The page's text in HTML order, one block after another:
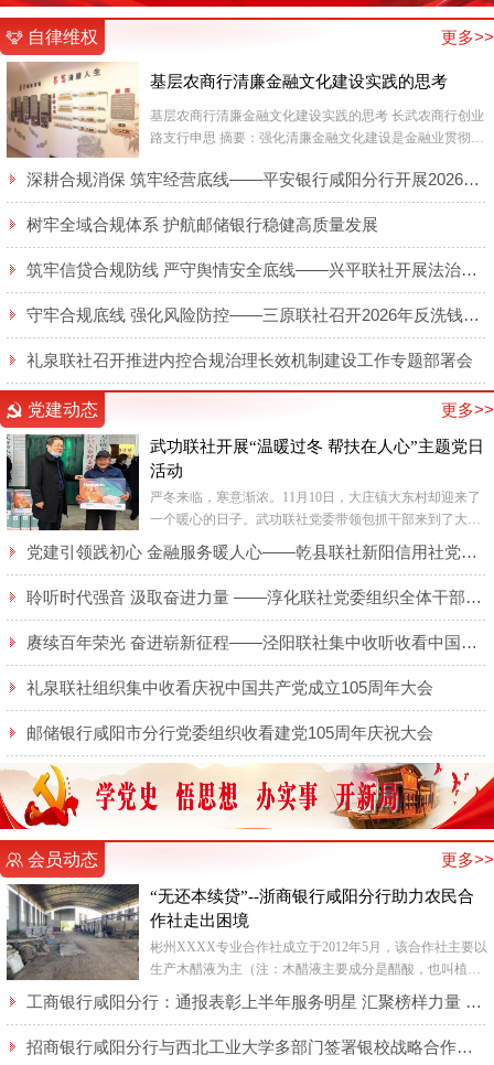
自律维权 更多>>
基层农商行清廉金融文化建设实践的思考
基层农商行清廉金融文化建设实践的思考 长武农商行创业
路支行申思 摘要：强化清廉金融文化建设是金融业贯彻国
深耕合规消保 筑牢经营底线——平安银行咸阳分行开展2026年廉洁合规及消保专题培训
树牢全域合规体系 护航邮储银行稳健高质量发展
筑牢信贷合规防线 严守舆情安全底线——兴平联社开展法治大讲堂活动
守牢合规底线 强化风险防控——三原联社召开2026年反洗钱和反恐怖融资专题培训会
礼泉联社召开推进内控合规治理长效机制建设工作专题部署会
党建动态 更多>>
武功联社开展“温暖过冬 帮扶在人心”主题党日
活动
严冬来临，寒意渐浓。11月10日，大庄镇大东村却迎来了
一个暖心的日子。武功联社党委带领包抓干部来到了大庄
镇大东村，给脱贫户送来了生活所需的电热毯，在寒冬中
为群众送...
党建引领践初心 金融服务暖人心——乾县联社新阳信用社党支部全力保障“智慧餐厅”纪实
聆听时代强音 汲取奋进力量 ——淳化联社党委组织全体干部职工集中收听收看庆祝 中国共产党成立105周年大会实况直播
赓续百年荣光 奋进崭新征程——泾阳联社集中收听收看中国共产党成立105周年大会实况
礼泉联社组织集中收看庆祝中国共产党成立105周年大会
邮储银行咸阳市分行党委组织收看建党105周年庆祝大会
会员动态 更多>>
“无还本续贷”--浙商银行咸阳分行助力农民合
作社走出困境
彬州XXXX专业合作社成立于2012年5月，该合作社主要以
生产木醋液为主（注：木醋液主要成分是醋酸，也叫植物
酸，是木材等生物质在干馏设备中干馏后导出的蒸汽气体
混合物经...
工商银行咸阳分行：通报表彰上半年服务明星 汇聚榜样力量 激发奋进动能
招商银行咸阳分行与西北工业大学多部门签署银校战略合作协议